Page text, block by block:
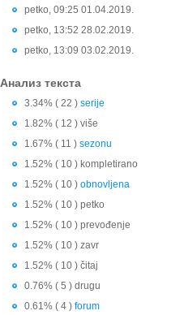
petko, 09:25 01.04.2019.
petko, 13:52 28.02.2019.
petko, 13:09 03.02.2019.
Анализ текста
3.34% ( 22 ) serije
1.82% ( 12 ) više
1.67% ( 11 ) sezonu
1.52% ( 10 ) kompletirano
1.52% ( 10 ) obnovljena
1.52% ( 10 ) petko
1.52% ( 10 ) prevođenje
1.52% ( 10 ) zavr
1.52% ( 10 ) čitaj
0.76% ( 5 ) drugu
0.61% ( 4 ) forum